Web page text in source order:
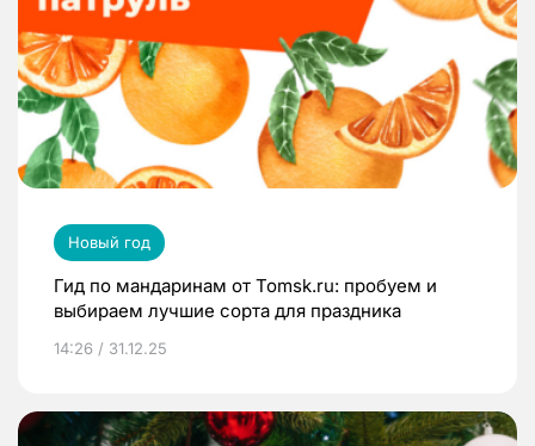
Новый год
Гид по мандаринам от Tomsk.ru: пробуем и
выбираем лучшие сорта для праздника
14:26 / 31.12.25